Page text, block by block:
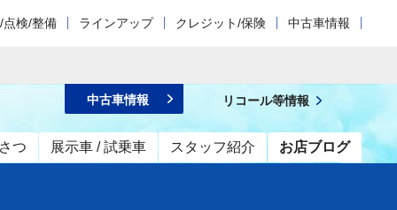
点検/整備 ラインアップ クレジット/保険 中古車情報
つ 展示車 / 試乗車 スタッフ紹介 お店ブログ
中古車情報 リコール等情報